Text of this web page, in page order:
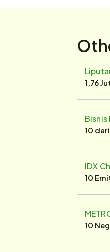
1,76
10
IDX
10
10